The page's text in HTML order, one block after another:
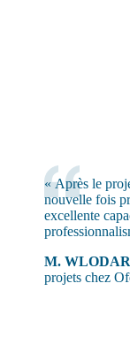
« Après le
nouvelle fois
excellente
M.
projets chez